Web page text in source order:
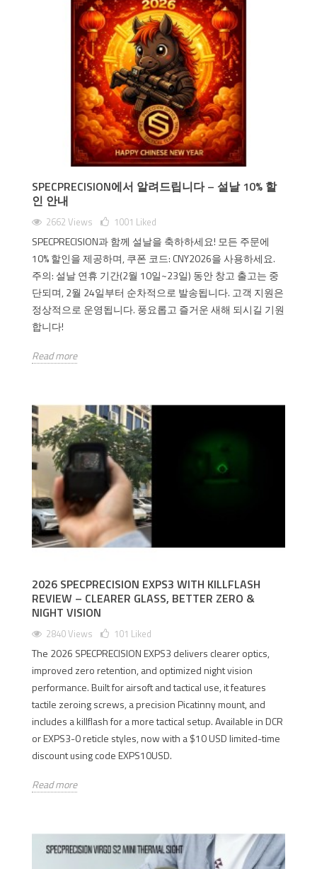
SPECPRECISION에서 알려드립니다 – 설날 10% 할
인 안내
2662 Views 1001 Liked
SPECPRECISION과 함께 설날을 축하하세요! 모든 주문에
10% 할인을 제공하며, 쿠폰 코드: CNY2026을 사용하세요.
주의: 설날 연휴 기간(2월 10일~23일) 동안 창고 출고는 중
단되며, 2월 24일부터 순차적으로 발송됩니다. 고객 지원은
정상적으로 운영됩니다. 풍요롭고 즐거운 새해 되시길 기원
합니다!
Read more
2026 SPECPRECISION EXPS3 WITH KILLFLASH
REVIEW – CLEARER GLASS, BETTER ZERO &
NIGHT VISION
2840 Views 101 Liked
The 2026 SPECPRECISION EXPS3 delivers clearer optics,
improved zero retention, and optimized night vision
performance. Built for airsoft and tactical use, it features
tactile zeroing screws, a precision Picatinny mount, and
includes a killflash for a more tactical setup. Available in DCR
or EXPS3-0 reticle styles, now with a $10 USD limited-time
discount using code EXPS10USD.
Read more